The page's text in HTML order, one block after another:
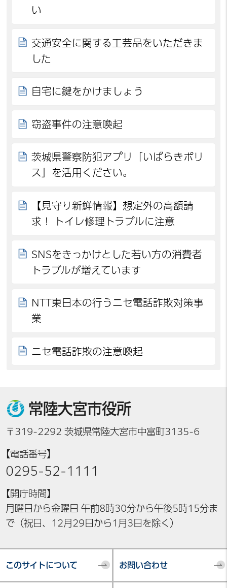
い
交通安全に関する工芸品をいただきま
した
自宅に鍵をかけましょう
窃盗事件の注意喚起
茨城県警察防犯アプリ「いばらきポリ
ス」を活用ください。
【見守り新鮮情報】想定外の高額請
求！ トイレ修理トラブルに注意
SNSをきっかけとした若い方の消費者
トラブルが増えています
NTT東日本の行うニセ電話詐欺対策事
業
ニセ電話詐欺の注意喚起
常陸大宮市役所
〒319-2292 茨城県常陸大宮市中富町3135-6
【電話番号】
0295-52-1111
【開庁時間】
月曜日から金曜日 午前8時30分から午後5時15分ま
で（祝日、12月29日から1月3日を除く）
このサイトについて お問い合わせ